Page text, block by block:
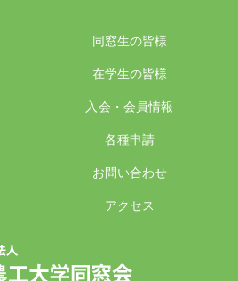
同窓生の皆様
在学生の皆様
入会・会員情報
各種申請
お問い合わせ
アクセス